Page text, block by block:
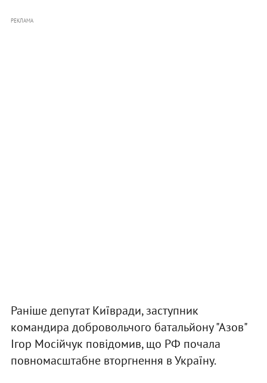
РЕКЛАМА
Раніше депутат Київради, заступник
командира добровольчого батальйону "Азов"
Ігор Мосійчук повідомив, що РФ почала
повномасштабне вторгнення в Україну.